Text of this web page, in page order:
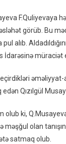
F.Quliyevaya
görüb. Bu
alıb.
İdarəsinə müraciət
Qızılgül
olub ki,
məşğul olan
satmaq olub.